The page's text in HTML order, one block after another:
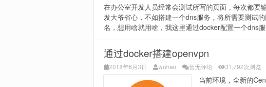
在办公室开发人员经常会测试所写的页面，每次都要
发大爷省心，不如搭建一个dns服务，将所需要测试
名，想用啥就用啥，我这里通过docker配置一个dns
通过docker搭建openvpn
2018年6月3日 wuhao 暂无评论 31,792次浏览
当前环境，全新的